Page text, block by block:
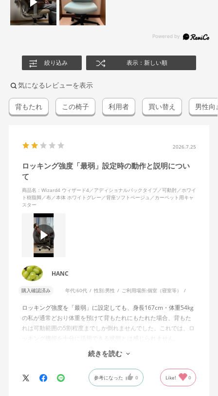
絞り込み 表示：新しい順
気になるレビューを表示
背もたれ この椅子 利用者 買い替え 男性向
2026.7.25
ロッキング強度「最弱」設定時の動作と説明につい
て
商品名：Wizard4 ウィザード4／アディショナルバックタイプ／可動肘／ホワイ
ト樹脂脚／布／本体 ホワイトグレー／背座ソフトベージュ／カーペット用キャ
スター
HANC
購入確認済み 年代:60代 性別:男性 ご利用場所:個室（寝室等）
ロッキング強度を「最弱」に設定しても、身長167cm・体重54kg
の私が通常どおり体重を預けて背もたれにもたれた場合、背もた
れは可動範囲の5割程度までしか倒れませんでした。これでは、ロ
ッキング機能を十分に活用できる状態とは感じられません。
私は勤務先で約11年間、同シリーズのWizard2を使用していま
す。Wizard2にもロッキング強度調整機能が備わっており、最弱に
設定した場合は、通常どおり体重を預けることで背もたれは可動
続きを読む
参考になった 0 Like! 0